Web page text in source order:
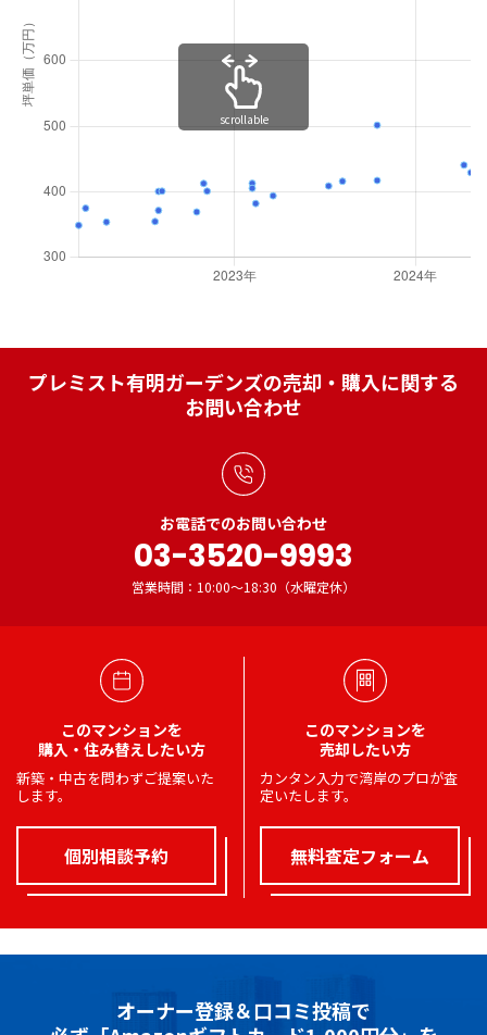
scrollable
プレミスト有明ガーデンズの売却・購入に関する
お問い合わせ
お電話でのお問い合わせ
03-3520-9993
営業時間：10:00～18:30（水曜定休）
このマンションを
購入・住み替えしたい方
新築・中古を問わずご提案いた
します。
個別相談予約
このマンションを
売却したい方
カンタン入力で湾岸のプロが査
定いたします。
無料査定フォーム
オーナー登録＆口コミ投稿で